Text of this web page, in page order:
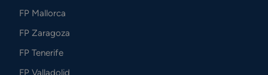
FP Mallorca
FP Zaragoza
FP Tenerife